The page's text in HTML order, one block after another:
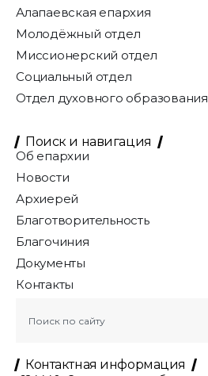
Алапаевская епархия
Молодёжный отдел
Миссионерский отдел
Социальный отдел
Отдел духовного образования
Поиск и навигация
Об епархии
Новости
Архиерей
Благотворительность
Благочиния
Документы
Контакты
Контактная информация